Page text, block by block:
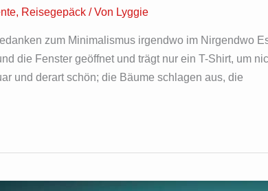
, Reisegepäck / Von Lyggie
zum Minimalismus irgendwo im Nirgendwo
die Fenster geöffnet und trägt nur ein T-Shirt, um
und derart schön; die Bäume schlagen aus, die